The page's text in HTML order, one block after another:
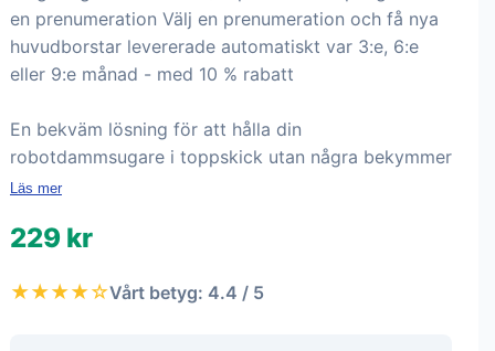
en prenumeration Välj en prenumeration och få nya
huvudborstar levererade automatiskt var 3:e, 6:e
eller 9:e månad - med 10 % rabatt
En bekväm lösning för att hålla din
robotdammsugare i toppskick utan några bekymmer
Läs mer
229 kr
★★★★☆Vårt betyg: 4.4 / 5